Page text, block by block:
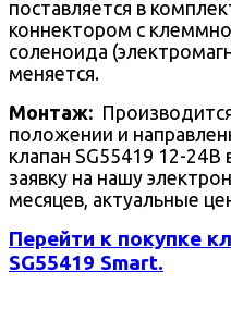
поставляется в
коннектором с
соленоида
меняется.
Монтаж:
положении и
клапан SG55419 12-24В
заявку на нашу
месяцев, актуальные
Перейти к покупке
SG55419 Smart.